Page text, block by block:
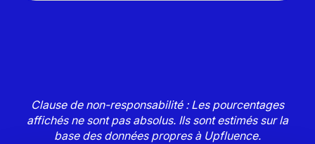
Clause de non-responsabilité : Les pourcentages
affichés ne sont pas absolus. Ils sont estimés sur la
base des données propres à Upfluence.